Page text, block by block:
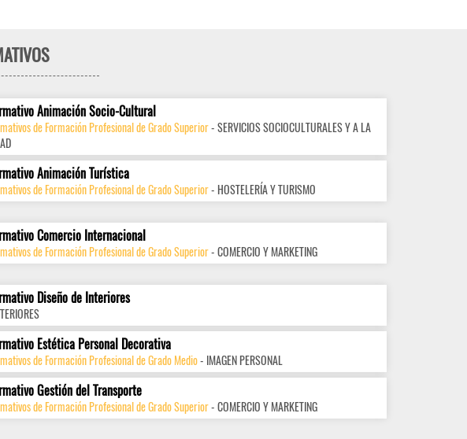
Animación Socio-Cultural
de Formación Profesional de Grado Superior- SERVICIOS SOCIOCULTURALES Y A LA
Animación Turística
de Formación Profesional de Grado Superior- HOSTELERÍA Y TURISMO
Comercio Internacional
de Formación Profesional de Grado Superior- COMERCIO Y MARKETING
Diseño de Interiores
Estética Personal Decorativa
de Formación Profesional de Grado Medio- IMAGEN PERSONAL
Gestión del Transporte
de Formación Profesional de Grado Superior- COMERCIO Y MARKETING